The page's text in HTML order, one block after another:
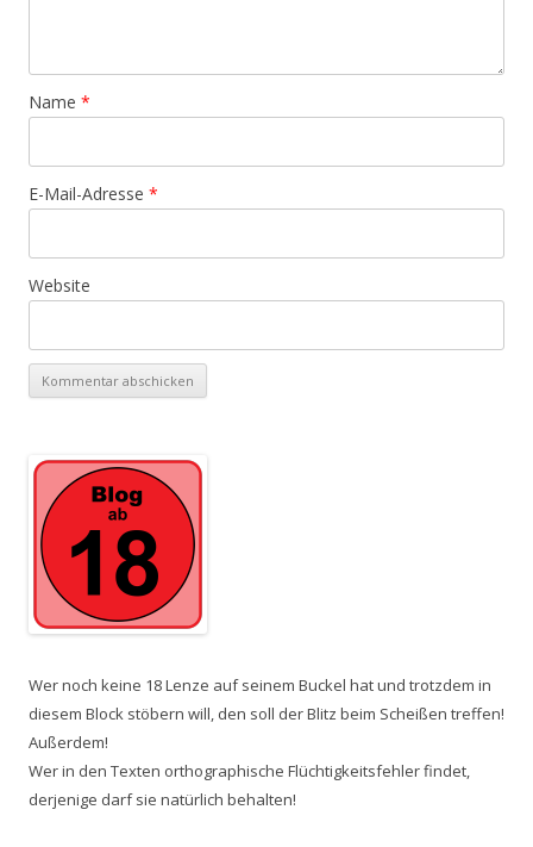
Name *
E-Mail-Adresse *
Website
Wer noch keine 18 Lenze auf seinem Buckel hat und trotzdem in
diesem Block stöbern will, den soll der Blitz beim Scheißen treffen!
Außerdem!
Wer in den Texten orthographische Flüchtigkeitsfehler findet,
derjenige darf sie natürlich behalten!